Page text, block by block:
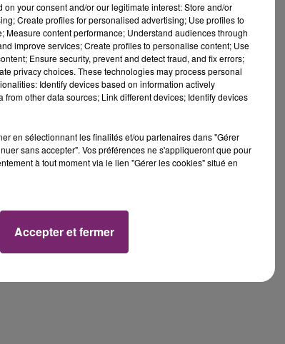
aggravé.
de sa voiture, il avait
à l'avant du véhicule,
excessive. Koba LaD a
à Marseille.
your consent and/or our legitimate interest: Store and/or
Create profiles for personalised advertising; Use profiles to
content performance; Understand audiences through
improve services; Create profiles to personalise content; Use
Ensure security, prevent and detect fraud, and fix errors;
privacy choices. These technologies may process personal
Identify devices based on information actively
other data sources; Link different devices; Identify devices
en sélectionnant les finalités et/ou partenaires dans "Gérer
sans accepter". Vos préférences ne s'appliqueront que pour
à tout moment via le lien "Gérer les cookies" situé en
Accepter et fermer